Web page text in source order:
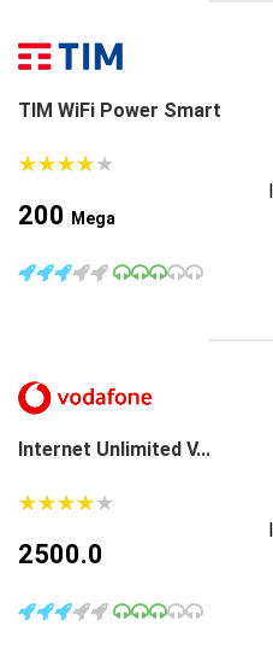
TIM WiFi Power Smart
★★★★★
★★★★★
200 Mega
Internet Unlimited V...
★★★★★
★★★★★
2500.0